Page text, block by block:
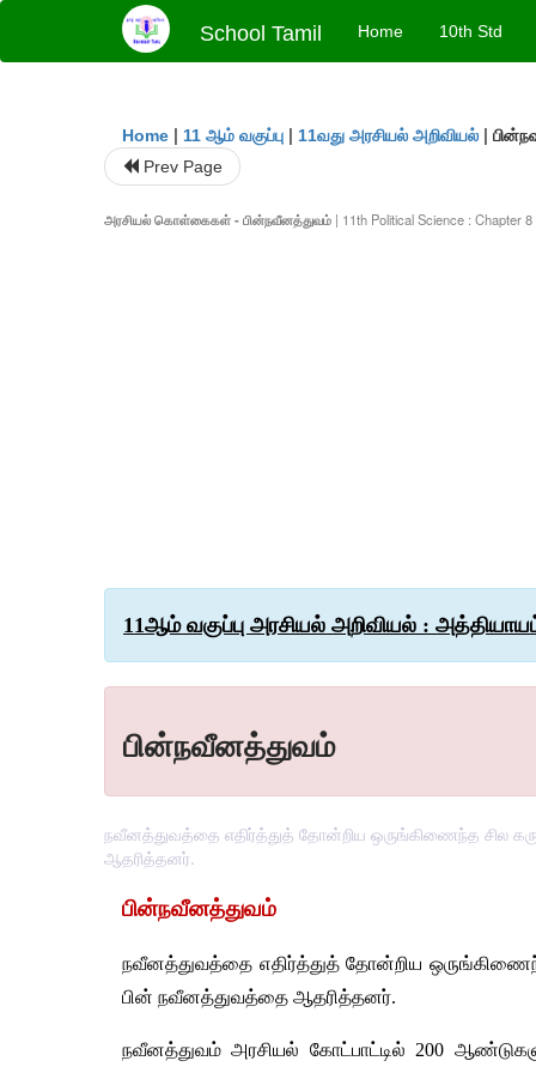
School Tamil Home 10th Std
Home | 11 ஆம் வகுப்பு | 11வது அரசியல் அறிவியல் |
Prev Page
அரசியல் கொள்கைகள் - பின்நவீனத்துவம் | 11th Political Science : Chapter
11ஆம் வகுப்பு அரசியல் அறிவியல் :
பின்நவீனத்துவம்
நவீனத்துவத்தை எதிர்த்துத் தோன்றிய ஒருங்கிணைந்த சில
ஆதரித்தனர்.
பின்நவீனத்துவம்
நவீனத்துவத்தை எதிர்த்துத் தோன்றிய
பின் நவீனத்துவத்தை ஆதரித்தனர்.
நவீனத்துவம் அரசியல் கோட்பாட்டில் 200